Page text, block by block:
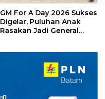
GM For A Day 2026 Sukses
Digelar, Puluhan Anak
Rasakan Jadi General